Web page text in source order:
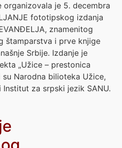
je 5. decembra
fototipskog izdanja
znamenitog
štamparstva i prve knjige
Srbije. Izdanje je
„Užice – prestonica
su Narodna bilioteka Užice,
za srpski jezik SANU.